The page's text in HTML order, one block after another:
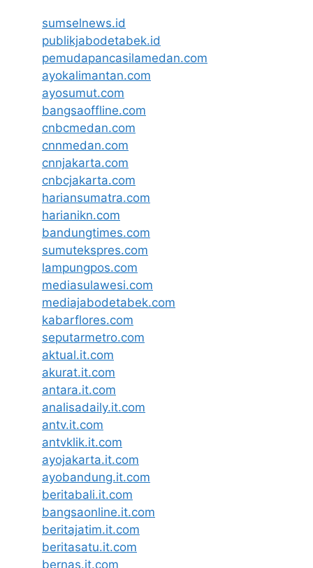
sumselnews.id
publikjabodetabek.id
pemudapancasilamedan.com
ayokalimantan.com
ayosumut.com
bangsaoffline.com
cnbcmedan.com
cnnmedan.com
cnnjakarta.com
cnbcjakarta.com
hariansumatra.com
harianikn.com
bandungtimes.com
sumutekspres.com
lampungpos.com
mediasulawesi.com
mediajabodetabek.com
kabarflores.com
seputarmetro.com
aktual.it.com
akurat.it.com
antara.it.com
analisadaily.it.com
antv.it.com
antvklik.it.com
ayojakarta.it.com
ayobandung.it.com
beritabali.it.com
bangsaonline.it.com
beritajatim.it.com
beritasatu.it.com
bernas.it.com